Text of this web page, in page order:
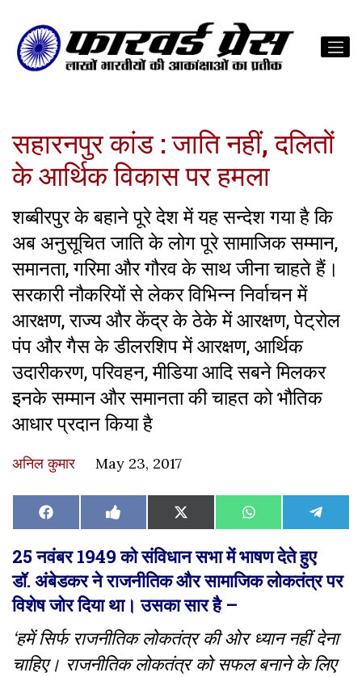
सहारनपुर कांड : जाति नहीं, दलितों
के आर्थिक विकास पर हमला
शब्बीरपुर के बहाने पूरे देश में यह सन्देश गया है कि
अब अनुसूचित जाति के लोग पूरे सामाजिक सम्मान,
समानता, गरिमा और गौरव के साथ जीना चाहते हैं।
सरकारी नौकरियों से लेकर विभिन्न निर्वाचन में
आरक्षण, राज्य और केंद्र के ठेके में आरक्षण, पेट्रोल
पंप और गैस के डीलरशिप में आरक्षण, आर्थिक
उदारीकरण, परिवहन, मीडिया आदि सबने मिलकर
इनके सम्मान और समानता की चाहत को भौतिक
आधार प्रदान किया है
अनिल कुमार May 23, 2017
Share
on
Facebook Share
on
Like
on
Facebook
Share
on
X
(Twitter)
Share
on
WhatsAppShare
on
25नवंबर1949कोसंविधानसभामेंभाषणदेतेहुए
डॉ.अंबेडकरनेराजनीतिकऔरसामाजिकलोकतंत्रपर
विशेषजोरदिया था। उसकासारहै–
‘हमें सिर्फ राजनीतिक लोकतंत्र की ओर ध्यान नहीं देना
चाहिए। राजनीतिक लोकतंत्र को सफल बनाने के लिए